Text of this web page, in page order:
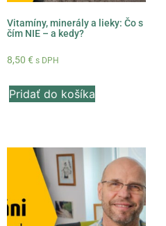
Vitamíny, minerály a lieky: Čo s
čím NIE – a kedy?
8,50 € s DPH
Pridať do košíka